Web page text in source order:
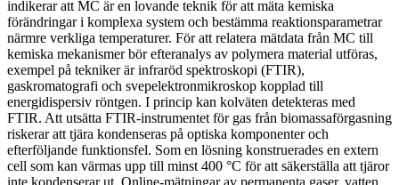
indikerar att MC är en lovande teknik för att mäta kemiska
förändringar i komplexa system och bestämma reaktionsparametrar
närmre verkliga temperaturer. För att relatera mätdata från MC till
kemiska mekanismer bör efteranalys av polymera material utföras,
exempel på tekniker är infraröd spektroskopi (FTIR),
gaskromatografi och svepelektronmikroskop kopplad till
energidispersiv röntgen. I princip kan kolväten detekteras med
FTIR. Att utsätta FTIR-instrumentet för gas från biomassaförgasning
riskerar att tjära kondenseras på optiska komponenter och
efterföljande funktionsfel. Som en lösning konstruerades en extern
cell som kan värmas upp till minst 400 °C för att säkerställa att tjäror
inte kondenserar ut. Online-mätningar av permanenta gaser, vatten